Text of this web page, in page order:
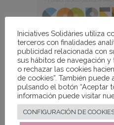
Iniciatives Solidàries utiliza
terceros con finalidades
publicidad relacionada con
sus hábitos de navegación
o rechazar las cookies
de cookies”. También
pulsando el botón “Aceptar
información puede visitar
CONFIGURACIÓN DE